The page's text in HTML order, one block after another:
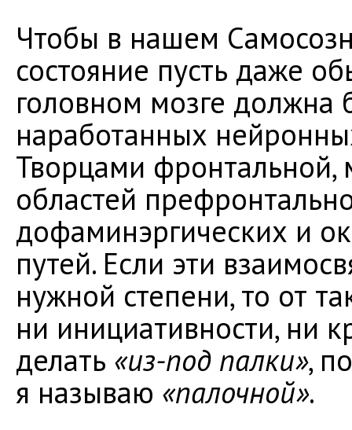
Чтобы в нашем
состояние пусть даже
головном мозге
наработанных
Творцами фронтальной,
областей
дофаминэргических и
путей. Если эти
нужной степени, то от
ни инициативности, ни
делать «из-под палки»,
я называю «палочной».